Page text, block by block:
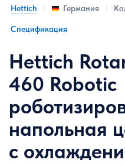
Hettich Германия
Спецификация
Hettich
460 Robotic
напольная
с